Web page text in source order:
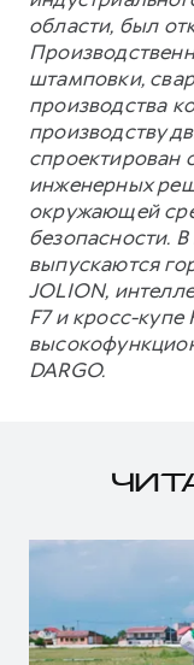
области, был
штамповки,
производства
производству
спроектирован
инженерных
окружающей
безопасности.
выпускаются
JOLION,
F7 и кросс-купе
DARGO.